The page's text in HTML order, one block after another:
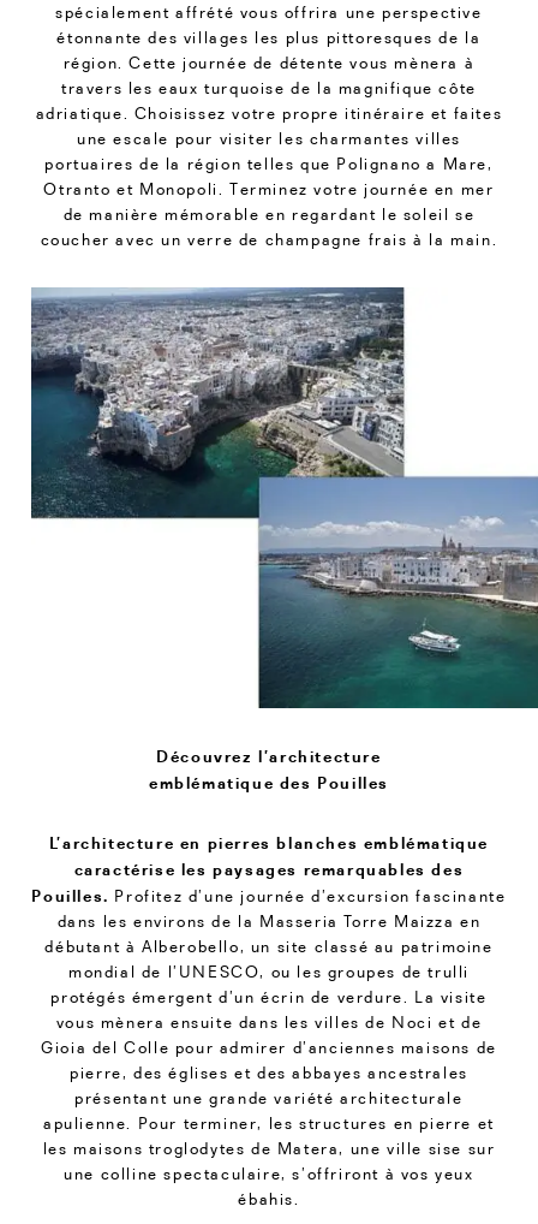
spécialement affrété vous offrira une perspective
étonnante des villages les plus pittoresques de la
région. Cette journée de détente vous mènera à
travers les eaux turquoise de la magnifique côte
adriatique. Choisissez votre propre itinéraire et faites
une escale pour visiter les charmantes villes
portuaires de la région telles que Polignano a Mare,
Otranto et Monopoli. Terminez votre journée en mer
de manière mémorable en regardant le soleil se
coucher avec un verre de champagne frais à la main.
Découvrez l’architecture
emblématique des Pouilles
L’architecture en pierres blanches emblématique
caractérise les paysages remarquables des
Pouilles. Profitez d’une journée d’excursion fascinante
dans les environs de la Masseria Torre Maizza en
débutant à Alberobello, un site classé au patrimoine
mondial de l’UNESCO, ou les groupes de trulli
protégés émergent d’un écrin de verdure. La visite
vous mènera ensuite dans les villes de Noci et de
Gioia del Colle pour admirer d’anciennes maisons de
pierre, des églises et des abbayes ancestrales
présentant une grande variété architecturale
apulienne. Pour terminer, les structures en pierre et
les maisons troglodytes de Matera, une ville sise sur
une colline spectaculaire, s’offriront à vos yeux
ébahis.